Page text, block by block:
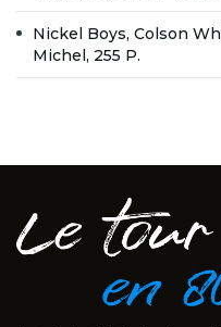
Nickel Boys, Colson
Michel, 255 P.